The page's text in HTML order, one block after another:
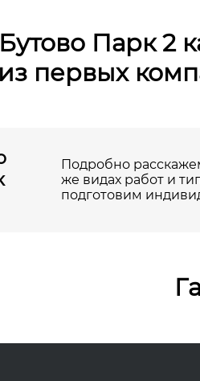
Парк 2
первых
Подробно
же видах работ и
подготовим